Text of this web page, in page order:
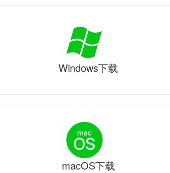
Windows下载
macOS下载